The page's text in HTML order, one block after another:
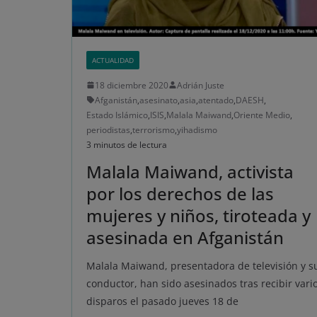
ACTUALIDAD
18 diciembre 2020
Adrián Juste
Afganistán,asesinato,asia,atentado,DAESH,
Estado Islámico,ISIS,Malala Maiwand,Oriente Medio,
periodistas,terrorismo,yihadismo
3 minutos de lectura
Malala Maiwand, activista
por los derechos de las
mujeres y niños, tiroteada y
asesinada en Afganistán
Malala Maiwand, presentadora de televisión y
conductor, han sido asesinados tras recibir
disparos el pasado jueves 18 de